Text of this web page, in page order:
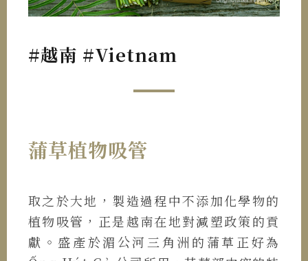
#越南 #Vietnam
蒲草植物吸管
取之於大地，製造過程中不添加化學物的
植物吸管，正是越南在地對減塑政策的貢
獻。盛產於湄公河三角洲的蒲草正好為